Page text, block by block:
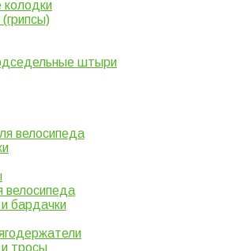
колодки
(грипсы)
штыри
велосипеда
велосипеда
бардачки
и тросы